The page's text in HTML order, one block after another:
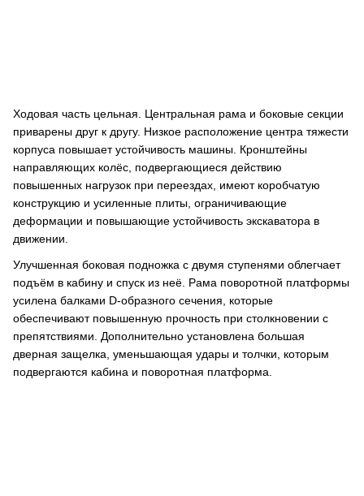
Ходовая часть цельная. Центральная рама и боковые секции
приварены друг к другу. Низкое расположение центра тяжести
корпуса повышает устойчивость машины. Кронштейны
направляющих колёс, подвергающиеся действию
повышенных нагрузок при переездах, имеют коробчатую
конструкцию и усиленные плиты, ограничивающие
деформации и повышающие устойчивость экскаватора в
движении.
Улучшенная боковая подножка с двумя ступенями облегчает
подъём в кабину и спуск из неё. Рама поворотной платформы
усилена балками D-образного сечения, которые
обеспечивают повышенную прочность при столкновении с
препятствиями. Дополнительно установлена большая
дверная защелка, уменьшающая удары и толчки, которым
подвергаются кабина и поворотная платформа.